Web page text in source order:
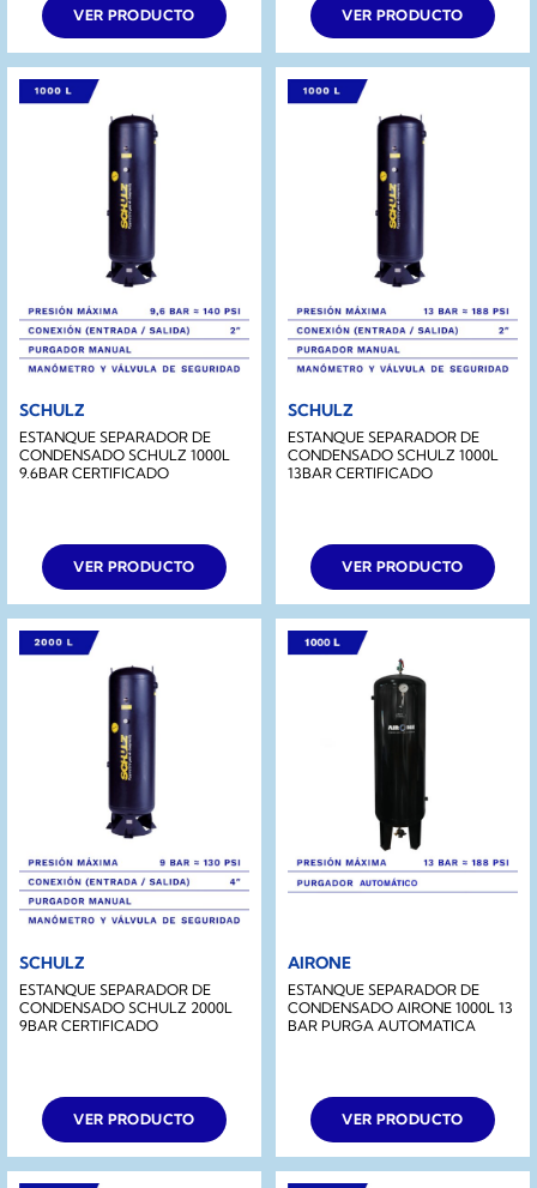
VER PRODUCTO VER PRODUCTO
SCHULZ
ESTANQUE SEPARADOR DE
CONDENSADO SCHULZ 1000L
9.6BAR CERTIFICADO
VER PRODUCTO
SCHULZ
ESTANQUE SEPARADOR DE
CONDENSADO SCHULZ 1000L
13BAR CERTIFICADO
VER PRODUCTO
SCHULZ
ESTANQUE SEPARADOR DE
CONDENSADO SCHULZ 2000L
9BAR CERTIFICADO
VER PRODUCTO
AIRONE
ESTANQUE SEPARADOR DE
CONDENSADO AIRONE 1000L 13
BAR PURGA AUTOMATICA
VER PRODUCTO